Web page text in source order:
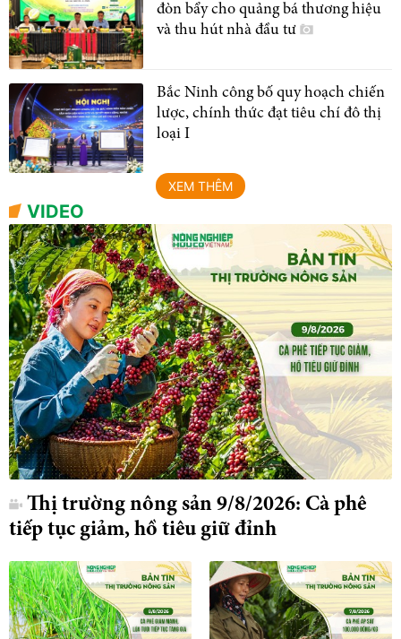
đòn bẩy cho quảng bá thương hiệu
và thu hút nhà đầu tư
Bắc Ninh công bố quy hoạch chiến
lược, chính thức đạt tiêu chí đô thị
loại I
XEM THÊM
VIDEO
Thị trường nông sản 9/8/2026: Cà phê
tiếp tục giảm, hồ tiêu giữ đỉnh